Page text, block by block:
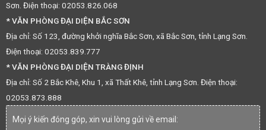
Sơn. Điện thoại: 02053.826.068
* VĂN PHÒNG ĐẠI DIỆN BẮC SƠN
Địa chỉ: Số 123, đường khởi nghĩa Bắc Sơn, xã Bắc Sơn, tỉnh Lạng Sơn.
Điện thoại: 02053.839.777
* VĂN PHÒNG ĐẠI DIỆN TRÀNG ĐỊNH
Địa chỉ: Số 2 Bắc Khê, Khu 1, xã Thất Khê, tỉnh Lạng Sơn. Điện thoại:
02053.873.888
Mọi ý kiến đóng góp, xin vui lòng gửi về email: